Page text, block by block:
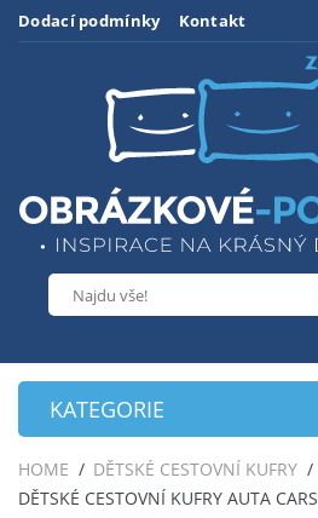
Dodací podmínky Kontakt
KATEGORIE
HOME
DĚTSKÉ CESTOVNÍ KUFRY
DĚTSKÉ CESTOVNÍ KUFRY AUTA CARS